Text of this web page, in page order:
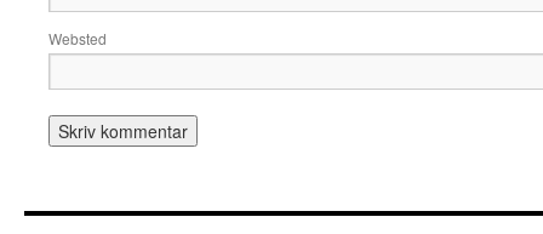
Websted